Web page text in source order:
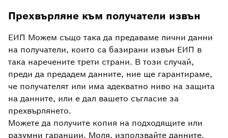
Прехвърляне към получатели извън
ЕИП Можем също така да предаваме лични данни
на получатели, които са базирани извън ЕИП в
така наречените трети страни. В този случай,
преди да предадем данните, ние ще гарантираме,
че получателят или има адекватно ниво на защита
на данните, или е дал вашето съгласие за
прехвърлянето.
Можете да получите копия на подходящите или
разумни гаранции. Моля, използвайте данните,